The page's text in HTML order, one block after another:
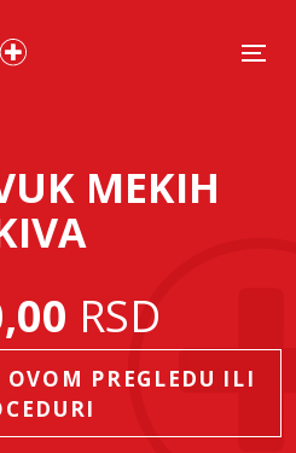
MEKIH
RSD
PREGLEDU ILI